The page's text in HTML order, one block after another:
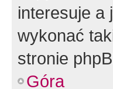
interesuje a
wykonać
stronie
Góra